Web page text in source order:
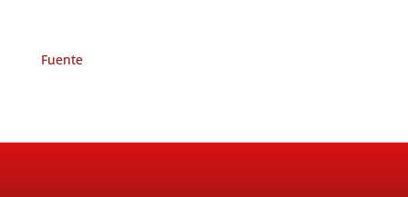
Fuente